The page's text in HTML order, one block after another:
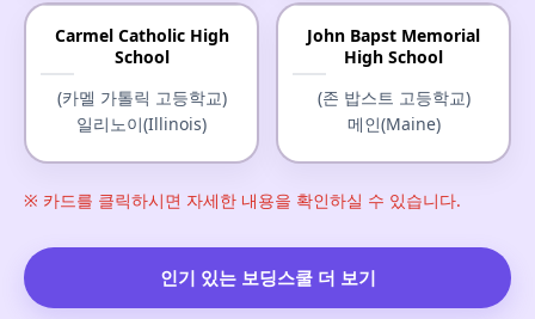
(저스틴-시에나 고등학교)
캘리포니아(California)
Carmel Catholic High
School
(카멜 가톨릭 고등학교)
일리노이(Illinois)
John Bapst Memorial
High School
(존 밥스트 고등학교)
메인(Maine)
※ 카드를 클릭하시면 자세한 내용을 확인하실 수 있습니다.
인기 있는 보딩스쿨 더 보기